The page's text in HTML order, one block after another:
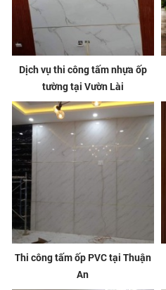
Dịch vụ thi công tấm nhựa ốp
tường tại Vườn Lài
Thi công tấm ốp PVC tại Thuận
An